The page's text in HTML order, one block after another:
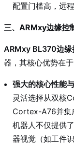
配置门槛高，远程
三、ARMxy边缘控
ARMxy BL370边缘
器，其核心优势在于
强大的核心性能
灵活选择从双核
Cortex-A76并集
机器人不仅提供
器视觉（如工件